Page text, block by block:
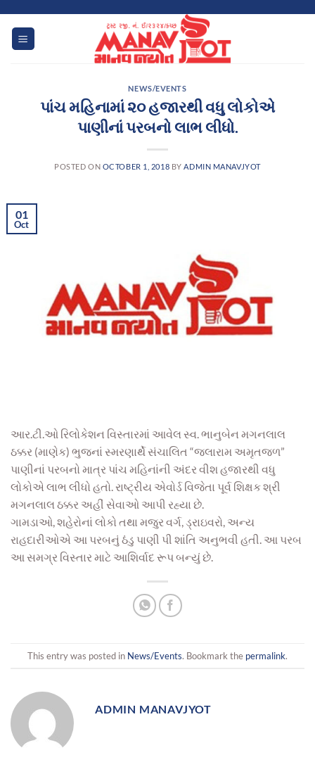
content
NEWS/EVENTS
પાંચ મહિનામાં ૨૦ હજારથી વધુ લોકોએ
પાણીનાં પરબનો લાભ લીધો.
POSTED ON OCTOBER 1, 2018 BY ADMIN MANAVJYOT
01
Oct
આર.ટી.ઓ રિલોકેશન વિસ્તારમાં આવેલ સ્વ. ભાનુબેન મગનલાલ
ઠક્કર (માણેક) ભુજનાં સ્મરણાર્થે સંચાલિત “જલારામ અમૃતજળ”
પાણીનાં પરબનો માત્ર પાંચ મહિનાંની અંદર વીશ હજારથી વધુ
લોકોએ લાભ લીધો હતો. રાષ્ટ્રીય એવોર્ડ વિજેતા પૂર્વ શિક્ષક શ્રી
મગનલાલ ઠક્કર અહીં સેવાઓ આપી રહ્યા છે.
ગામડાઓ, શહેરોનાં લોકો તથા મજુર વર્ગ, ડ્રાઇવરો, અન્ય
રાહદારીઓએ આ પરબનું ઠંડુ પાણી પી શાંતિ અનુભવી હતી. આ પરબ
આ સમગ્ર વિસ્તાર માટે આશિર્વાદ રૂપ બન્યું છે.
This entry was posted in News/Events. Bookmark the permalink.
ADMIN MANAVJYOT